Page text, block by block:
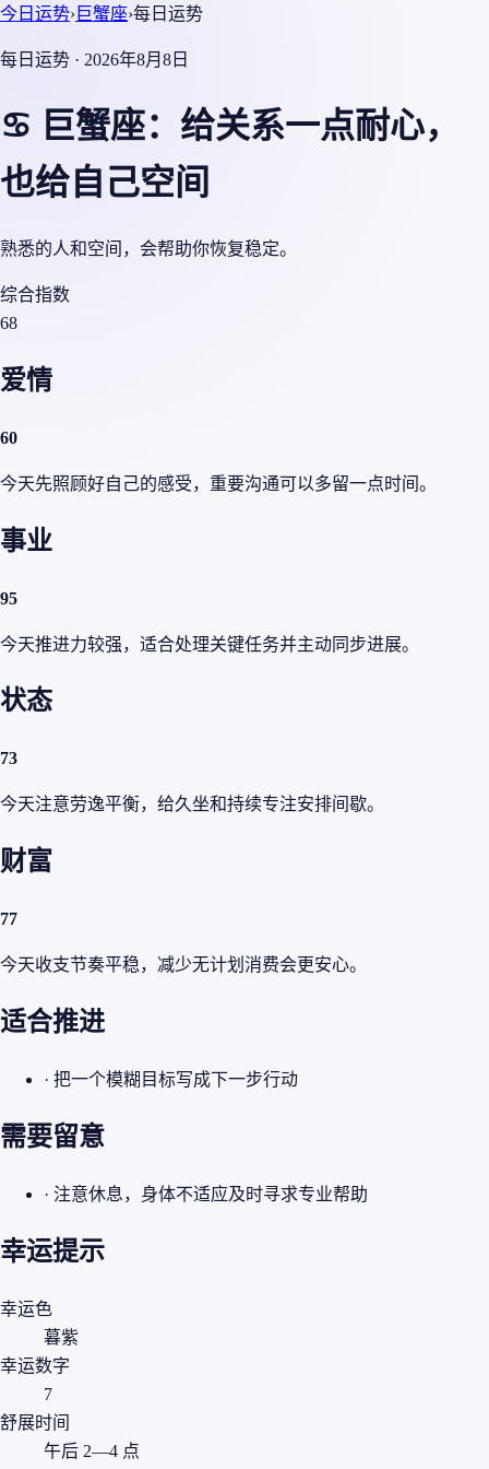
今日运势›巨蟹座›每日运势
每日运势 · 2026年8月8日
♋ 巨蟹座：给关系一点耐心，
也给自己空间
熟悉的人和空间，会帮助你恢复稳定。
综合指数
68
爱情
60
今天先照顾好自己的感受，重要沟通可以多留一点时间。
事业
95
今天推进力较强，适合处理关键任务并主动同步进展。
状态
73
今天注意劳逸平衡，给久坐和持续专注安排间歇。
财富
77
今天收支节奏平稳，减少无计划消费会更安心。
适合推进
· 把一个模糊目标写成下一步行动
需要留意
· 注意休息，身体不适应及时寻求专业帮助
幸运提示
幸运色
暮紫
幸运数字
7
舒展时间
午后 2—4 点